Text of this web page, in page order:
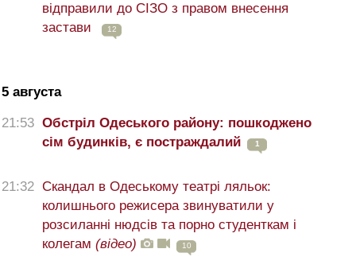
відправили до СІЗО з правом внесення
застави
12
5 августа
21:53 Обстріл Одеського району: пошкоджено
сім будинків, є постраждалий
1
21:32 Скандал в Одеському театрі ляльок:
колишнього режисера звинуватили у
розсиланні нюдсів та порно студенткам і
колегам (відео) 10